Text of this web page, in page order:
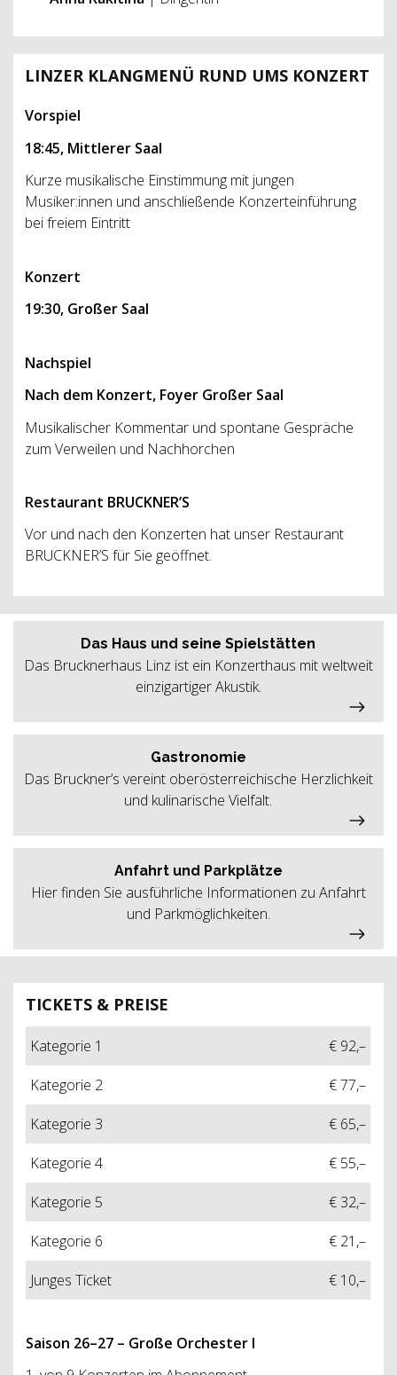
LINZER KLANGMENÜ RUND UMS KONZERT
Vorspiel
18:45, Mittlerer Saal
Kurze musikalische Einstimmung mit jungen
Musiker:innen und anschließende Konzerteinführung
bei freiem Eintritt
Konzert
19:30, Großer Saal
Nachspiel
Nach dem Konzert, Foyer Großer Saal
Musikalischer Kommentar und spontane Gespräche
zum Verweilen und Nachhorchen
Restaurant BRUCKNER’S
Vor und nach den Konzerten hat unser Restaurant
BRUCKNER’S für Sie geöffnet.
TICKETS & PREISE
Kategorie 1
€ 92,–
Kategorie 2
€ 77,–
Kategorie 3
€ 65,–
Kategorie 4
€ 55,–
Kategorie 5
€ 32,–
Kategorie 6
€ 21,–
Junges Ticket
€ 10,–
Saison 26–27 – Große Orchester I
Das Haus und seine Spielstätten
Das Brucknerhaus Linz ist ein Konzerthaus mit weltweit
einzigartiger Akustik.
Gastronomie
Das Bruckner’s vereint oberösterreichische Herzlichkeit
und kulinarische Vielfalt.
Anfahrt und Parkplätze
Hier finden Sie ausführliche Informationen zu Anfahrt
und Parkmöglichkeiten.